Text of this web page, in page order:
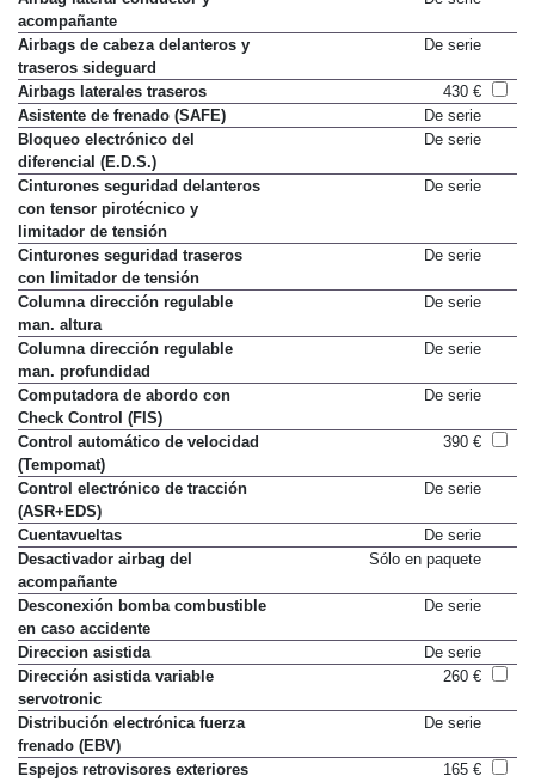
acompañante
Airbags de cabeza delanteros y
traseros sideguard
De serie
Airbags laterales traseros
430 €
Asistente de frenado (SAFE)
De serie
Bloqueo electrónico del
diferencial (E.D.S.)
De serie
Cinturones seguridad delanteros
con tensor pirotécnico y
limitador de tensión
De serie
Cinturones seguridad traseros
con limitador de tensión
De serie
Columna dirección regulable
man. altura
De serie
Columna dirección regulable
man. profundidad
De serie
Computadora de abordo con
Check Control (FIS)
De serie
Control automático de velocidad
(Tempomat)
390 €
Control electrónico de tracción
(ASR+EDS)
De serie
Cuentavueltas
De serie
Desactivador airbag del
acompañante
Sólo en paquete
Desconexión bomba combustible
en caso accidente
De serie
Direccion asistida
De serie
Dirección asistida variable
servotronic
260 €
Distribución electrónica fuerza
frenado (EBV)
De serie
Espejos retrovisores exteriores
165 €